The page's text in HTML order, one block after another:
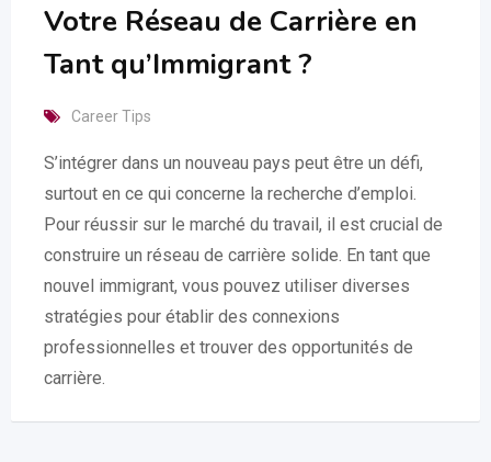
Votre Réseau de Carrière en
Tant qu’Immigrant ?
Career Tips
S’intégrer dans un nouveau pays peut être un défi,
surtout en ce qui concerne la recherche d’emploi.
Pour réussir sur le marché du travail, il est crucial de
construire un réseau de carrière solide. En tant que
nouvel immigrant, vous pouvez utiliser diverses
stratégies pour établir des connexions
professionnelles et trouver des opportunités de
carrière.